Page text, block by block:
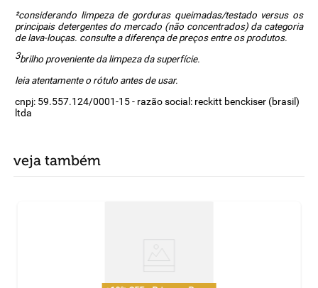
²considerando limpeza de gorduras queimadas/testado versus os
principais detergentes do mercado (não concentrados) da categoria
de lava-louças. consulte a diferença de preços entre os produtos.
3brilho proveniente da limpeza da superfície.
leia atentamente o rótulo antes de usar.
cnpj: 59.557.124/0001-15 - razão social: reckitt benckiser (brasil)
ltda
veja também